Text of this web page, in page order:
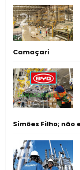
Camaçari
Simões Filho; não